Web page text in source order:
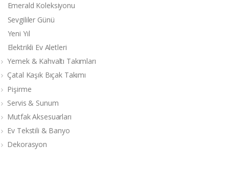
Emerald Koleksiyonu
Sevgililer Günü
Yeni Yıl
Elektrikli Ev Aletleri
Yemek & Kahvaltı Takımları
Çatal Kaşık Bıçak Takımı
Pişirme
Servis & Sunum
Mutfak Aksesuarları
Ev Tekstili & Banyo
Dekorasyon